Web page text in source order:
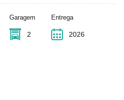
Garagem
2
Entrega
2026